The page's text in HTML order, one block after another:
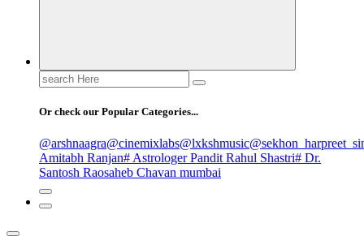
Search
for:
Or check our Popular Categories...
@arshnaagra@cinemixlabs@lxkshmusic
Amitabh Ranjan# Astrologer Pandit Rahul Shastri# Dr.
Santosh Raosaheb Chavan mumbai